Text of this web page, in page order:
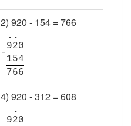
2) 920 - 154 = 766
• •
-
920
154
766
4) 920 - 312 = 608
•
920